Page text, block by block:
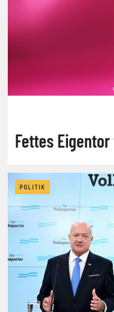
Fettes
POLITIK